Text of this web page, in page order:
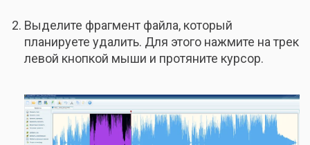
Выделите фрагмент файла, который
планируете удалить. Для этого нажмите на трек
левой кнопкой мыши и протяните курсор.